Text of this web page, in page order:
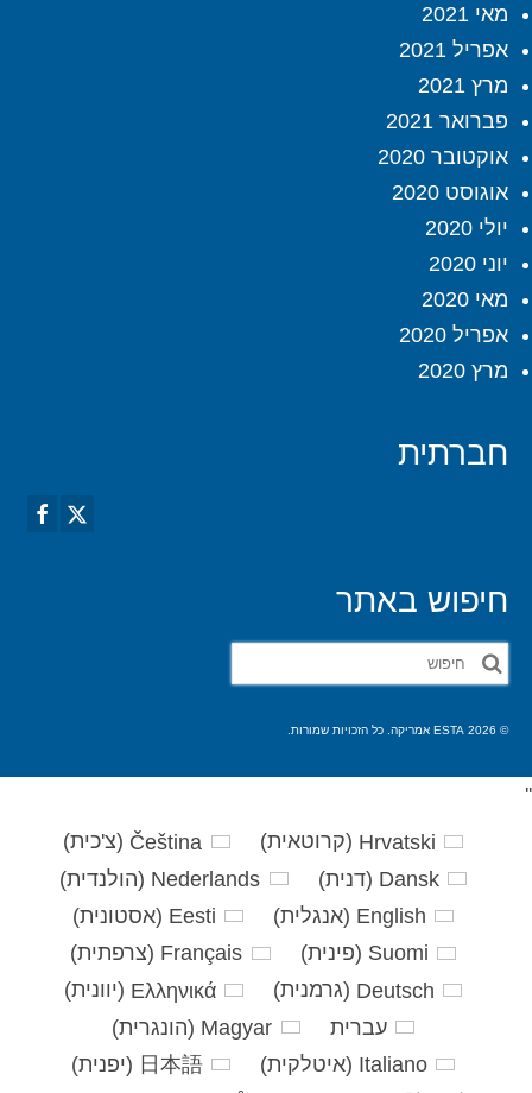
מאי 2021
אפריל 2021
מרץ 2021
פברואר 2021
אוקטובר 2020
אוגוסט 2020
יולי 2020
יוני 2020
מאי 2020
אפריל 2020
מרץ 2020
חברתית
חיפוש באתר
חפש
© 2026 ESTA אמריקה. כל הזכויות שמורות.
'
'
Hrvatski
(קרוטאית)
Čeština
(צ'כית)
Dansk
(דנית)
Nederlands
(הולנדית)
English
(אנגלית)
Eesti
(אסטונית)
Suomi
(פינית)
Français
(צרפתית)
Deutsch
(גרמנית)
Ελληνικά
(יוונית)
עברית
Magyar
(הונגרית)
Italiano
(איטלקית)
日本語
(יפנית)